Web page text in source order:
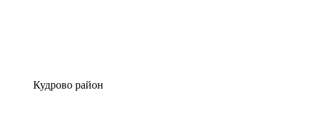
Кудрово район